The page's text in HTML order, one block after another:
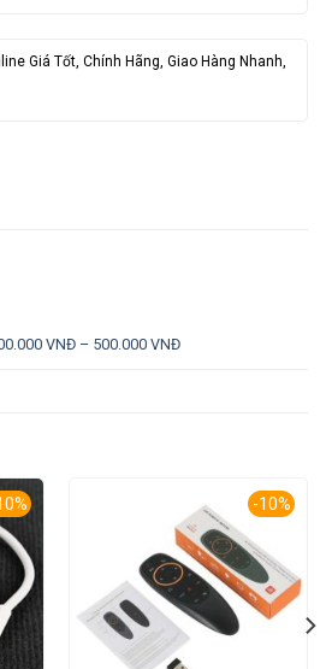
Giá Tốt, Chính Hãng, Giao Hàng Nhanh,
VNĐ – 500.000 VNĐ
-10%